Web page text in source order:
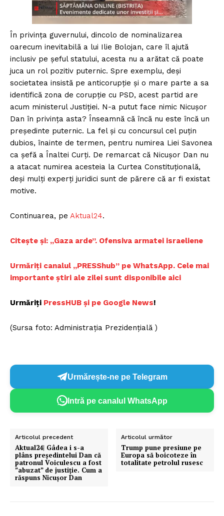
În privința guvernului, dincolo de nominalizarea
oarecum inevitabilă a lui Ilie Bolojan, care îl ajută
inclusiv pe șeful statului, acesta nu a arătat că poate
juca un rol pozitiv puternic. Spre exemplu, deși
societatea insistă pe anticorupție și o mare parte a sa
identifică zona de corupție cu PSD, acest partid are
acum ministerul Justiției. N-a putut face nimic Nicușor
Dan în privința asta? Înseamnă că încă nu este încă un
președinte puternic. La fel și cu concursul cel puțin
dubios, înainte de termen, pentru numirea Liei Savonea
ca șefă a Înaltei Curți. De remarcat că Nicușor Dan nu
a atacat numirea acesteia la Curtea Constituțională,
deși mulți experți juridici sunt de părere că ar fi existat
motive.
Continuarea, pe Aktual24.
Citește și: „Gaza arde”. Ofensiva armatei israeliene
Urmăriți canalul „PRESShub” pe WhatsApp. Cele mai
importante știri ale zilei sunt disponibile aici
Urmăriți PressHUB și pe Google News!
(Sursa foto: Administrația Prezidențială )
Urmărește-ne pe Telegram
Intră pe canalul WhatsApp
Articolul precedent
Aktual24| Gâdea i s-a
plâns președintelui Dan că
patronul Voiculescu a fost
”abuzat” de justiție. Cum a
răspuns Nicușor Dan
Articolul următor
Trump pune presiune pe
Europa să boicoteze în
totalitate petrolul rusesc